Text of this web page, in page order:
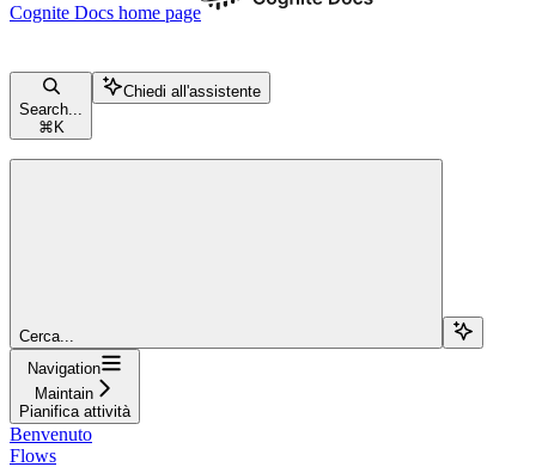
Cognite Docs home page
Search...
⌘ K
Chiedi all'assistente
Cerca...
Navigation
Maintain
Pianifica attività
Benvenuto
Flows